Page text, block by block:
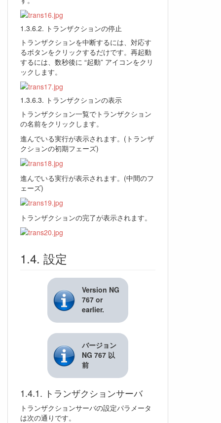
トランザクションの停止
トランザクションを中断するには、対応す
るボタンをクリックするだけです。再起動
するには、数秒後に “起動” アイコンをクリ
ックします。
トランザクションの表示
トランザクション一覧でトランザクション
の名前をクリックします。
進んでいる実行が表示されます。(トランザ
クションの初期フェーズ)
進んでいる実行が表示されます。(中間のフ
ェーズ)
トランザクションの完了が表示されます。
設定
Version NG
767 or
earlier.
バージョン
NG 767 以
前
トランザクションサーバ
トランザクションサーバの設定パラメータ
は次の通りです。